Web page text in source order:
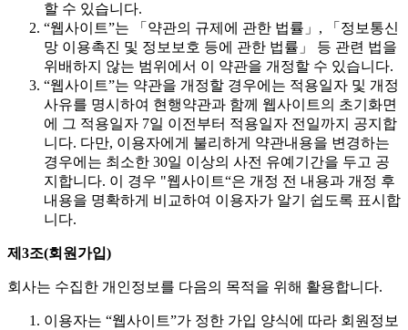
할 수 있습니다.
“웹사이트”는 「약관의 규제에 관한 법률」, 「정보통신
망 이용촉진 및 정보보호 등에 관한 법률」 등 관련 법을
위배하지 않는 범위에서 이 약관을 개정할 수 있습니다.
“웹사이트”는 약관을 개정할 경우에는 적용일자 및 개정
사유를 명시하여 현행약관과 함께 웹사이트의 초기화면
에 그 적용일자 7일 이전부터 적용일자 전일까지 공지합
니다. 다만, 이용자에게 불리하게 약관내용을 변경하는
경우에는 최소한 30일 이상의 사전 유예기간을 두고 공
지합니다. 이 경우 "웹사이트“은 개정 전 내용과 개정 후
내용을 명확하게 비교하여 이용자가 알기 쉽도록 표시합
니다.
제3조(회원가입)
회사는 수집한 개인정보를 다음의 목적을 위해 활용합니다.
이용자는 “웹사이트”가 정한 가입 양식에 따라 회원정보